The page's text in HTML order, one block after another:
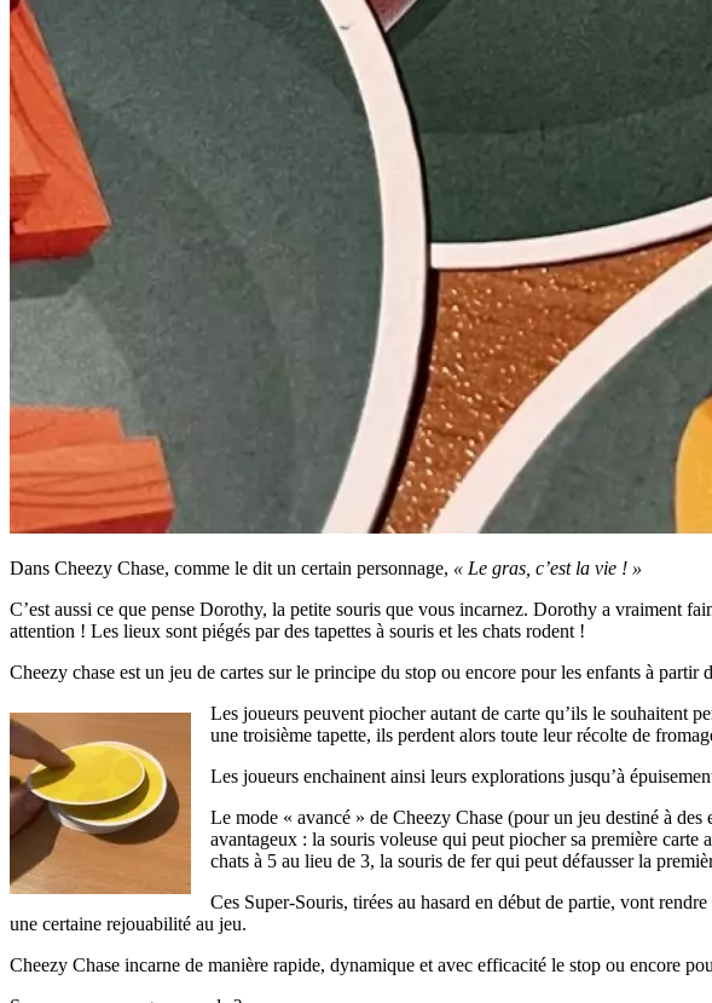
Dans Cheezy Chase, comme le dit un certain personnage, « Le gras, c’est la vie ! »
C’est aussi ce que pense Dorothy, la petite souris que vous incarnez. Dorothy a vraiment
attention ! Les lieux sont piégés par des tapettes à souris et les chats rodent !
Cheezy chase est un jeu de cartes sur le principe du stop ou encore pour les enfants à
Les joueurs peuvent piocher autant de carte qu’ils le souhaitent
une troisième tapette, ils perdent alors toute leur récolte de
Les joueurs enchainent ainsi leurs explorations jusqu’à
Le mode « avancé » de Cheezy Chase (pour un jeu destiné à
avantageux : la souris voleuse qui peut piocher sa première carte
chats à 5 au lieu de 3, la souris de fer qui peut défausser la
Ces Super-Souris, tirées au hasard en début de partie, vont
une certaine rejouabilité au jeu.
Cheezy Chase incarne de manière rapide, dynamique et avec efficacité le stop ou encore